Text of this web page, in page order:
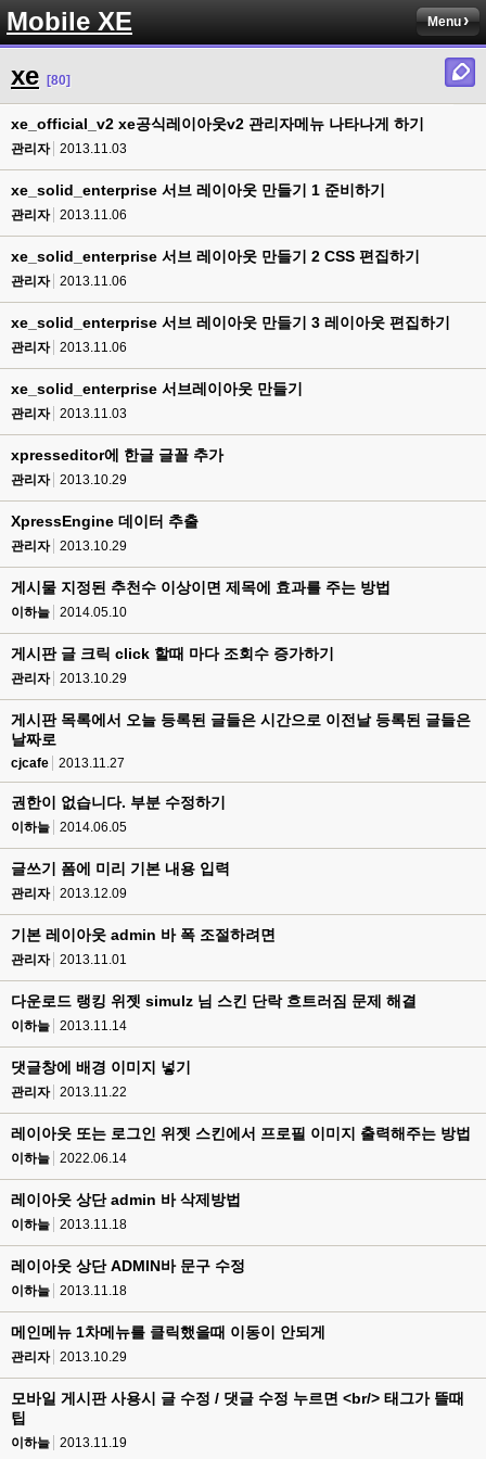
Mobile XE Menu
xe [80]
xe_official_v2 xe공식레이아웃v2 관리자메뉴 나타나게 하기
관리자 2013.11.03
xe_solid_enterprise 서브 레이아웃 만들기 1 준비하기
관리자 2013.11.06
xe_solid_enterprise 서브 레이아웃 만들기 2 CSS 편집하기
관리자 2013.11.06
xe_solid_enterprise 서브 레이아웃 만들기 3 레이아웃 편집하기
관리자 2013.11.06
xe_solid_enterprise 서브레이아웃 만들기
관리자 2013.11.03
xpresseditor에 한글 글꼴 추가
관리자 2013.10.29
XpressEngine 데이터 추출
관리자 2013.10.29
게시물 지정된 추천수 이상이면 제목에 효과를 주는 방법
이하늘 2014.05.10
게시판 글 크릭 click 할때 마다 조회수 증가하기
관리자 2013.10.29
게시판 목록에서 오늘 등록된 글들은 시간으로 이전날 등록된 글들은
날짜로
cjcafe 2013.11.27
권한이 없습니다. 부분 수정하기
이하늘 2014.06.05
글쓰기 폼에 미리 기본 내용 입력
관리자 2013.12.09
기본 레이아웃 admin 바 폭 조절하려면
관리자 2013.11.01
다운로드 랭킹 위젯 simulz 님 스킨 단락 흐트러짐 문제 해결
이하늘 2013.11.14
댓글창에 배경 이미지 넣기
관리자 2013.11.22
레이아웃 또는 로그인 위젯 스킨에서 프로필 이미지 출력해주는 방법
이하늘 2022.06.14
레이아웃 상단 admin 바 삭제방법
이하늘 2013.11.18
레이아웃 상단 ADMIN바 문구 수정
이하늘 2013.11.18
메인메뉴 1차메뉴를 클릭했을때 이동이 안되게
관리자 2013.10.29
모바일 게시판 사용시 글 수정 / 댓글 수정 누르면 <br/> 태그가 뜰때
팁
이하늘 2013.11.19